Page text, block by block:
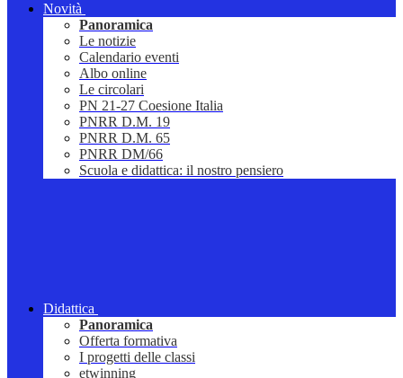
Novità
Panoramica
Le notizie
Calendario eventi
Albo online
Le circolari
PN 21-27 Coesione Italia
PNRR D.M. 19
PNRR D.M. 65
PNRR DM/66
Scuola e didattica: il nostro pensiero
Didattica
Panoramica
Offerta formativa
I progetti delle classi
etwinning